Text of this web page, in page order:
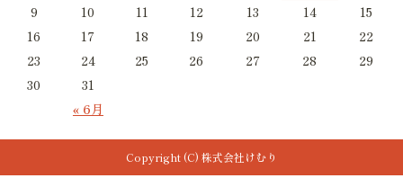
« 6月
9
10 11 12 13 14
15
16
17 18 19 20 21
22
23
24 25 26 27 28
29
30
31
Copyright (C) 株式会社けむり